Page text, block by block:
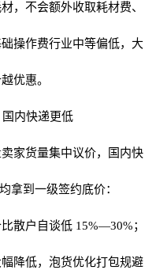
，不会额外收取耗材费、
操作费行业中等偏低，大
优惠。
内快递更低
家货量集中议价，国内快
拿到一级签约底价：
散户自谈低 15%—30%；
降低，泡货优化打包规避